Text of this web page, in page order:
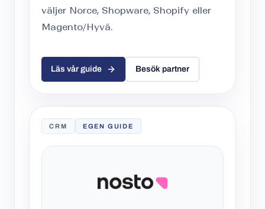
väljer Norce, Shopware, Shopify eller
Magento/Hyvä.
Läs vår guide Besök partner
CRM EGEN GUIDE